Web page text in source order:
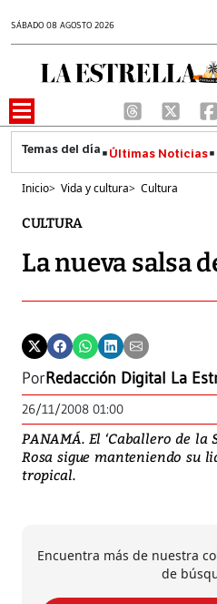
SÁBADO 08 AGOSTO 2026
Últimas Noticias
Inicio> Vida y cultura> Cultura
CULTURA
La nueva salsa
PorRedacción Digital La
26/11/2008 01:00
PANAMÁ. El ‘Caballero de la
Rosa sigue manteniendo su
tropical.
Encuentra más de nuestra
de